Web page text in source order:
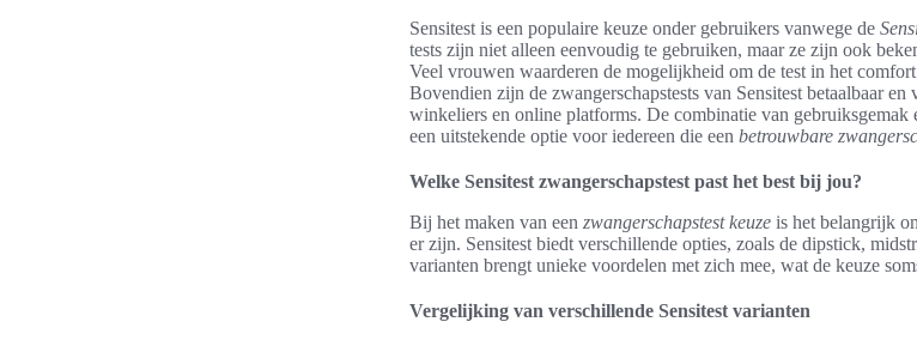
Sensitest is een populaire keuze onder gebruikers vanwege de
tests zijn niet alleen eenvoudig te gebruiken, maar ze zijn ook
Veel vrouwen waarderen de mogelijkheid om de test in het
Bovendien zijn de zwangerschapstests van Sensitest betaalbaar
winkeliers en online platforms. De combinatie van gebruiksgemak
een uitstekende optie voor iedereen die een betrouwbare
Welke Sensitest zwangerschapstest past het best bij jou?
Bij het maken van een zwangerschapstest keuze is het belangrijk
er zijn. Sensitest biedt verschillende opties, zoals de dipstick,
varianten brengt unieke voordelen met zich mee, wat de keuze
Vergelijking van verschillende Sensitest varianten